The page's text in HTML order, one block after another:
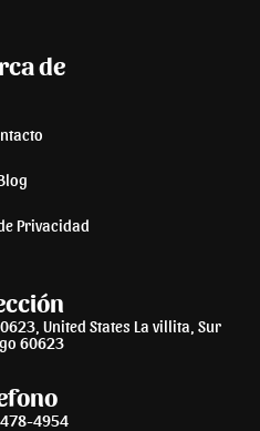
de
Privacidad
United States La villita, Sur
60623
4954